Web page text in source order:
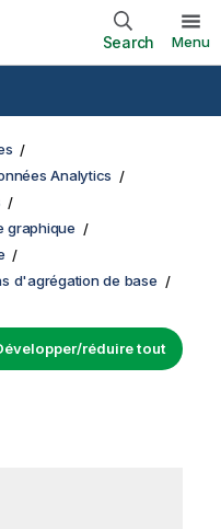
Search Menu
Analytics
graphique
d'agrégation de base
réduire tout